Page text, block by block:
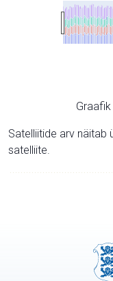
Satelliitide arv näitab
satelliite.